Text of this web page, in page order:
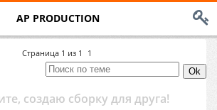
AP PRODUCTION
Страница 1 из 1 1
создаю сборку для друга!